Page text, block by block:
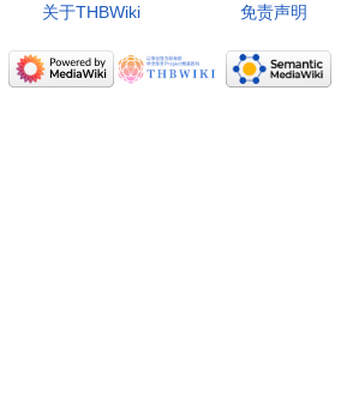
关于THBWiki 免责声明